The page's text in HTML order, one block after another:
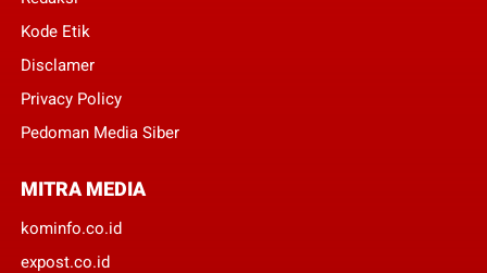
Kode Etik
Disclamer
Privacy Policy
Pedoman Media Siber
MITRA MEDIA
kominfo.co.id
expost.co.id